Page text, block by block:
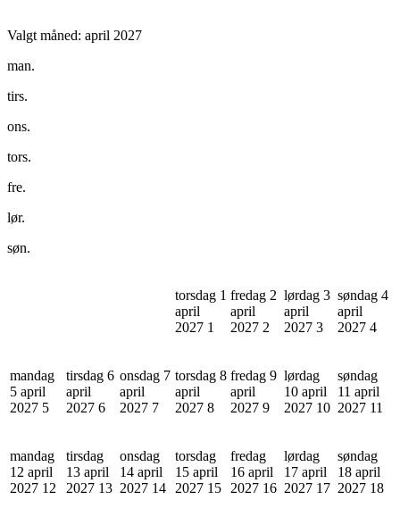
Valgt måned: april 2027
man.
tirs.
ons.
tors.
fre.
lør.
søn.
torsdag 1
april
2027 1
fredag 2
april
2027 2
lørdag 3
april
2027 3
søndag 4
april
2027 4
mandag
5 april
2027 5
tirsdag 6
april
2027 6
onsdag 7
april
2027 7
torsdag 8
april
2027 8
fredag 9
april
2027 9
lørdag
10 april
2027 10
søndag
11 april
2027 11
mandag
12 april
2027 12
tirsdag
13 april
2027 13
onsdag
14 april
2027 14
torsdag
15 april
2027 15
fredag
16 april
2027 16
lørdag
17 april
2027 17
søndag
18 april
2027 18